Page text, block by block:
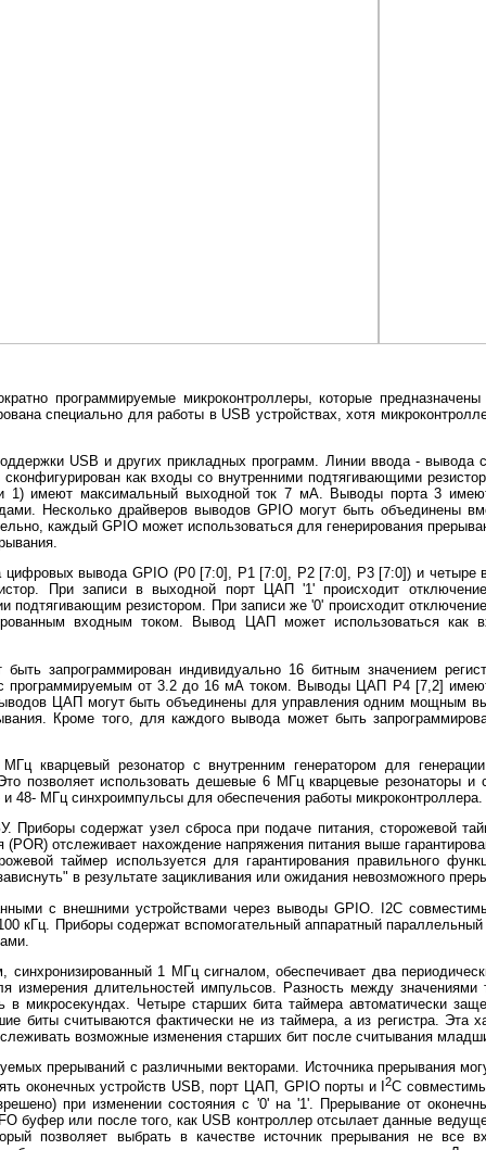
программируемые микроконтроллеры, которые
специально для работы в USB устройствах, хотя
USB и других прикладных программ. Линии ввода - вывода
как входы со внутренними подтягивающими
имеют максимальный выходной ток 7 мА. Выводы порта 3
Несколько драйверов выводов GPIO могут быть объединены
каждый GPIO может использоваться для генерирования
цифровых вывода GPIO (P0 [7:0], P1 [7:0], P2 [7:0], P3 [7:0]) и
При записи в выходной порт ЦАП '1' происходит
подтягивающим резистором. При записи же '0' происходит
входным током. Вывод ЦАП может использоваться как
запрограммирован индивидуально 16 битным значением
программируемым от 3.2 до 16 мА током. Выводы ЦАП P4 [7,2]
ЦАП могут быть объединены для управления одним мощным
Кроме того, для каждого вывода может быть
кварцевый резонатор с внутренним генератором для
позволяет использовать дешевые 6 МГц кварцевые резонаторы и
48- МГц синхроимпульсы для обеспечения работы микроконтроллера.
Приборы содержат узел сброса при подаче питания, сторожевой
отслеживает нахождение напряжения питания выше
таймер используется для гарантирования правильного
в результате зацикливания или ожидания невозможного
с внешними устройствами через выводы GPIO. I2C
кГц. Приборы содержат вспомогательный аппаратный
1 МГц сигналом, обеспечивает два
измерения длительностей импульсов. Разность между
в микросекундах. Четыре старших бита таймера автоматически
биты считываются фактически не из таймера, а из регистра. Эта
возможные изменения старших бит после считывания
прерываний с различными векторами. Источника прерывания
оконечных устройств USB, порт ЦАП, GPIO порты и I2C
при изменении состояния с '0' на '1'. Прерывание от
буфер или после того, как USB контроллер отсылает данные
позволяет выбрать в качестве источник прерывания не